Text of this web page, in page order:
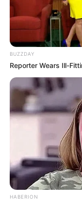
BUZZDAY
Reporter Wears Ill-
HABERION